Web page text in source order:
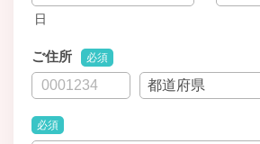
日
ご住所 必須
必須